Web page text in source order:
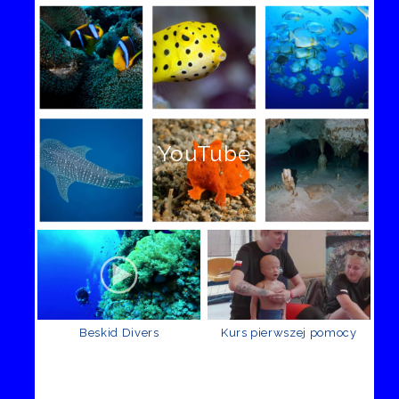
YouTube
Beskid Divers Kurs pierwszej pomocy